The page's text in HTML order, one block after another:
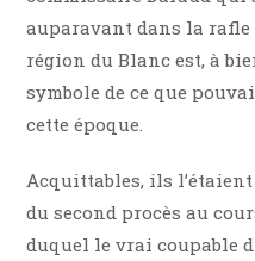
auparavant dans la rafle
région du Blanc est, à
symbole de ce que
cette époque.
Acquittables, ils
du second procès au
duquel le vrai coupable